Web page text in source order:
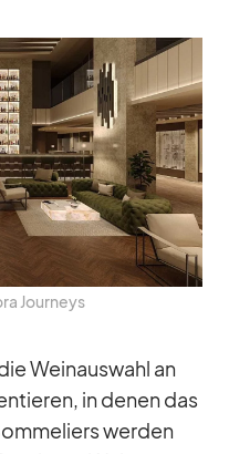
Jour­neys
Wein­aus­wahl an
in de­nen das
wer­den